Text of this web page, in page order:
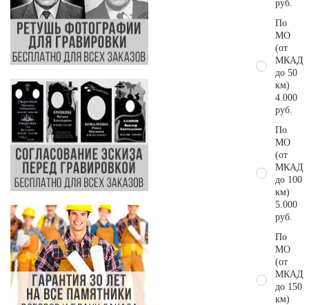
руб.
По
МО
(от
МКАД
до 50
км)
4.000
руб.
По
МО
(от
МКАД
до 100
км)
5.000
руб.
По
МО
(от
МКАД
до 150
км)